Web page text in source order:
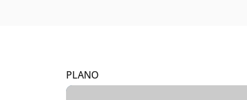
PLANO